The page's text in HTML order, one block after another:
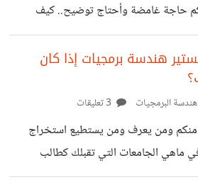
حاجة غامضة وأحتاج توضيح.. كيف
للأدمن ليتحكم بعملاء التطبيق المربوط
بـfirebase و ionic ؟ هل يمكنني ربط قاعدة بيانات خارجية
node.js أو php على تطبيقي في ionic ؟ بخصوص
Authentication user أو توثيق المستخدمين، هل يمكنني
هندسة برمجيات إذا كان
هندسة البرمجيات
منكم ومن يعرف ومن يستطيع استخراج
ماهي الجامعات التي تقبلك كطالب
البرمجيات إذا كان تخصصك مختلف وليس